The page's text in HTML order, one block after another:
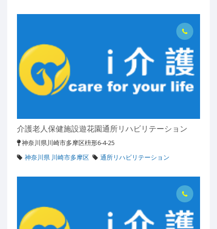
介護老人保健施設遊花園通所リハビリテーション
神奈川県川崎市多摩区枡形6-4-25
神奈川県 川崎市多摩区
通所リハビリテーション